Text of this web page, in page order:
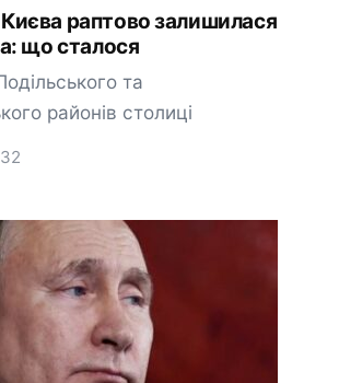
раптово залишилася
що сталося
та
районів столиці
32